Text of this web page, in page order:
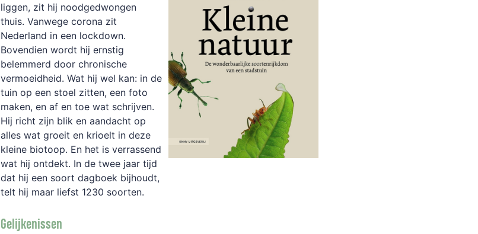
liggen, zit hij noodgedwongen
thuis. Vanwege corona zit
Nederland in een lockdown.
Bovendien wordt hij ernstig
belemmerd door chronische
vermoeidheid. Wat hij wel kan: in de
tuin op een stoel zitten, een foto
maken, en af en toe wat schrijven.
Hij richt zijn blik en aandacht op
alles wat groeit en krioelt in deze
kleine biotoop. En het is verrassend
wat hij ontdekt. In de twee jaar tijd
dat hij een soort dagboek bijhoudt,
telt hij maar liefst 1230 soorten.
Gelijkenissen